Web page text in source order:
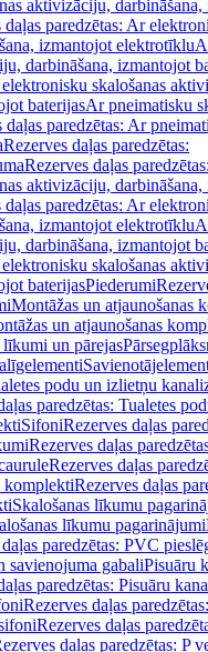
aktivizāciju,
daļas paredzētas: Ar
izmantojot elektrotīklu
darbināšana, izmantojot
skalošanas
baterijasAr pneimatisku
daļas paredzētas: Ar
Rezerves daļas paredzētas:
Rezerves daļas
aktivizāciju,
daļas paredzētas: Ar
izmantojot elektrotīklu
darbināšana, izmantojot
skalošanas
baterijasPiederumi
Montāžas un atjaunošanas
un atjaunošanas
līkumi un pārejas
podu un izlietņu
paredzētas: Tualetes
SifoniRezerves daļas
Rezerves daļas
Rezerves daļas
komplektiRezerves daļas
Skalošanas līkumu
līkumu pagarinājumi
paredzētas: PVC
savienojuma gabaliPisuāru
paredzētas: Pisuāru
Rezerves daļas
Rezerves daļas
daļas paredzētas: P